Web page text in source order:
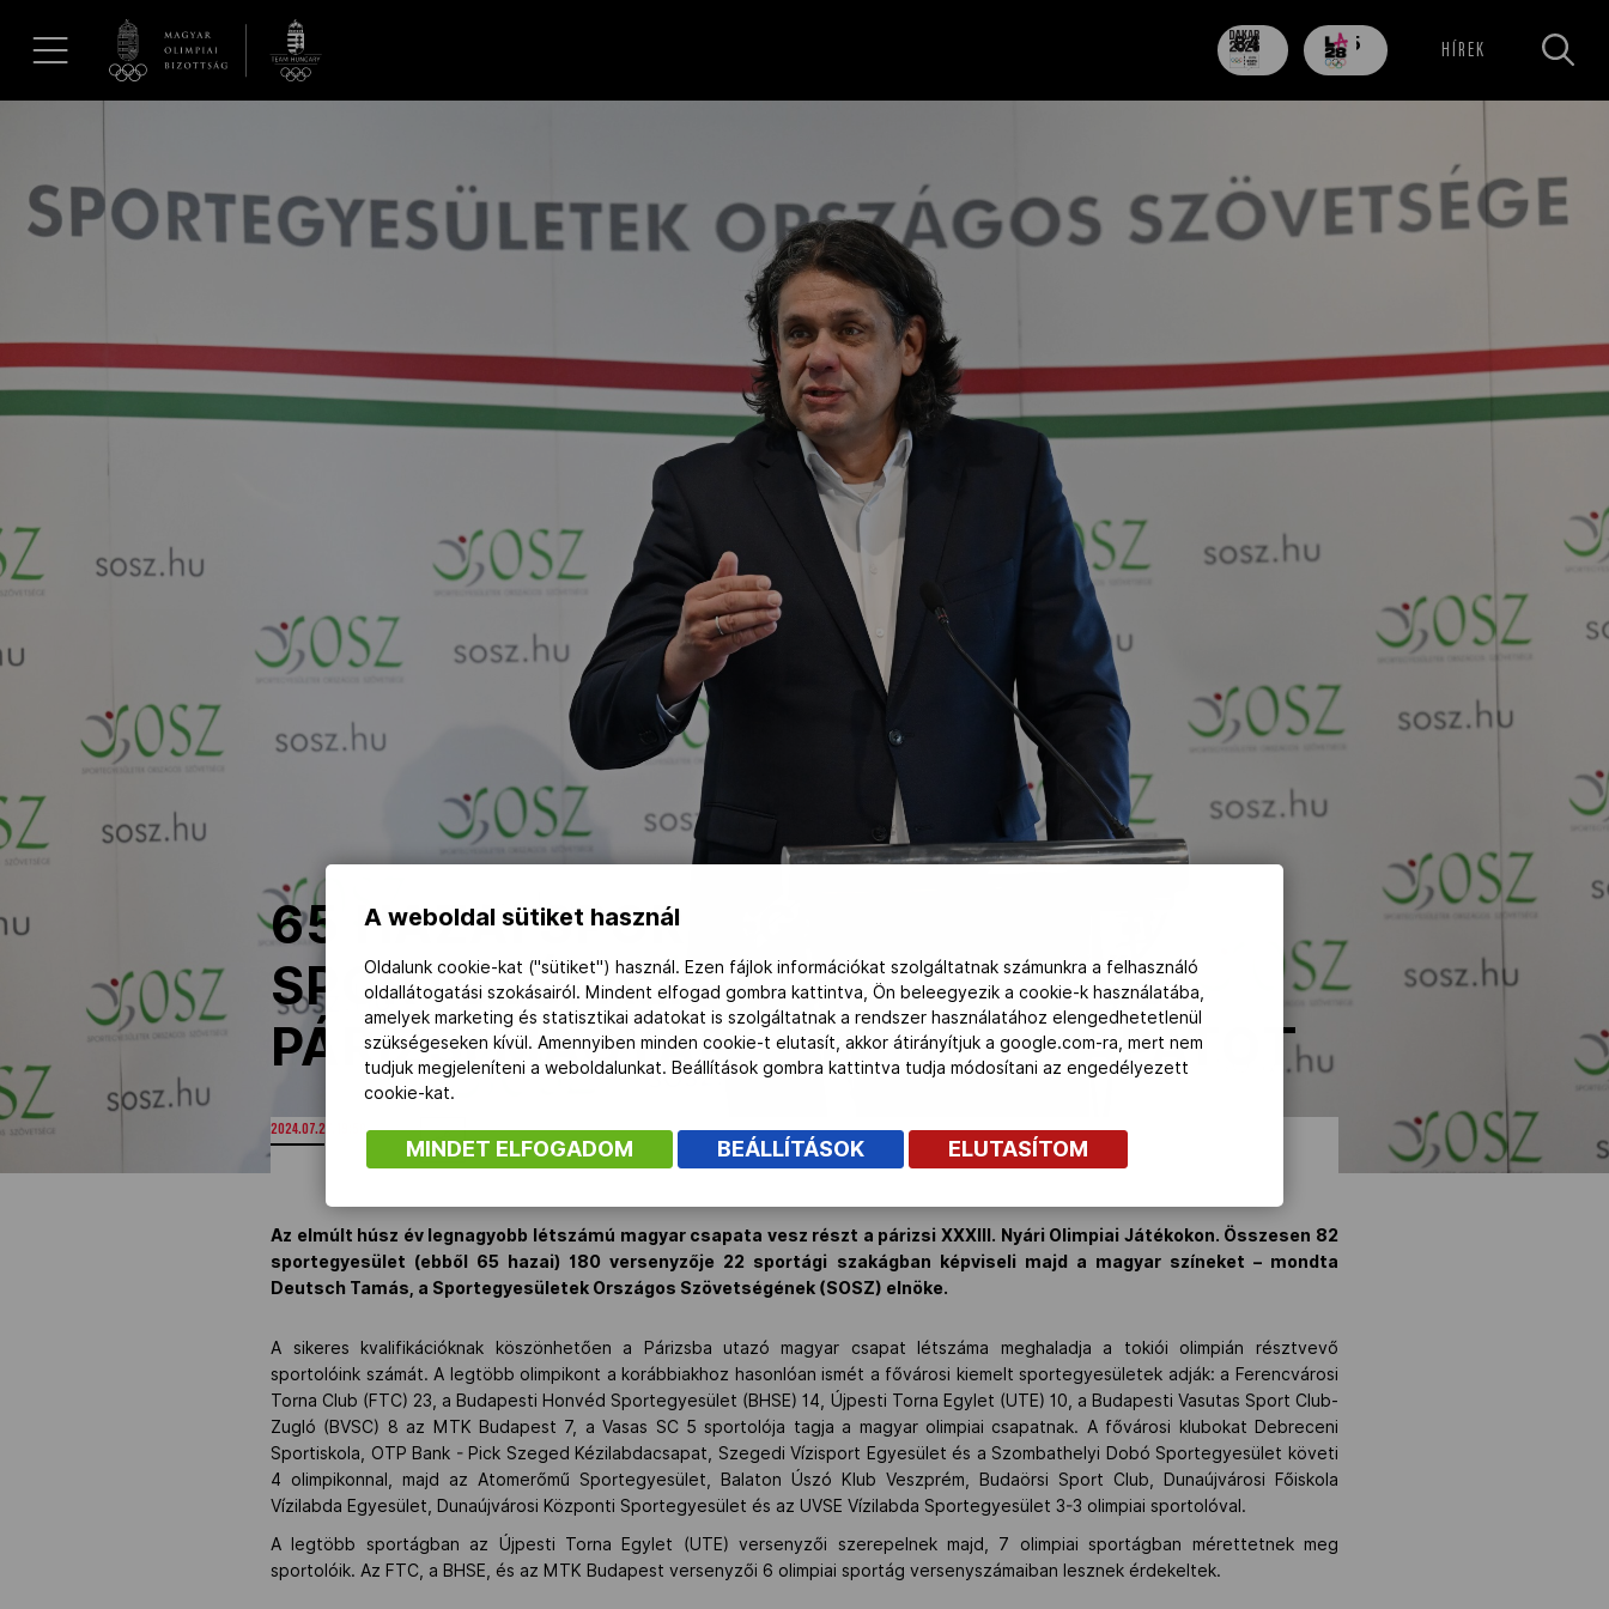
Galéria
Los Angeles 2028
Kettőskarrier-program
Társszervezetek
OVEP
84
nap
705
nap HÍREK
65 HAZAI SPORTEGYESÜLET
SPORTOLÓI ALKOTJÁK A 180 FŐS
PÁRIZSI MAGYAR OLIMPIAI CSAPATOT
2024.07.27. 19:58
Az elmúlt húsz év legnagyobb létszámú magyar csapata vesz részt a párizsi XXXIII. Nyári Olimpiai Játékokon. Összesen 82
sportegyesület (ebből 65 hazai) 180 versenyzője 22 sportági szakágban képviseli majd a magyar színeket – mondta
Deutsch Tamás, a Sportegyesületek Országos Szövetségének (SOSZ) elnöke.
A sikeres kvalifikációknak köszönhetően a Párizsba utazó magyar csapat létszáma meghaladja a tokiói olimpián résztvevő
sportolóink számát. A legtöbb olimpikont a korábbiakhoz hasonlóan ismét a fővárosi kiemelt sportegyesületek adják: a Ferencvárosi
Torna Club (FTC) 23, a Budapesti Honvéd Sportegyesület (BHSE) 14, Újpesti Torna Egylet (UTE) 10, a Budapesti Vasutas Sport Club-
Zugló (BVSC) 8 az MTK Budapest 7, a Vasas SC 5 sportolója tagja a magyar olimpiai csapatnak. A fővárosi klubokat Debreceni
Sportiskola, OTP Bank - Pick Szeged Kézilabdacsapat, Szegedi Vízisport Egyesület és a Szombathelyi Dobó Sportegyesület követi
4 olimpikonnal, majd az Atomerőmű Sportegyesület, Balaton Úszó Klub Veszprém, Budaörsi Sport Club, Dunaújvárosi Főiskola
Vízilabda Egyesület, Dunaújvárosi Központi Sportegyesület és az UVSE Vízilabda Sportegyesület 3-3 olimpiai sportolóval.
A legtöbb sportágban az Újpesti Torna Egylet (UTE) versenyzői szerepelnek majd, 7 olimpiai sportágban mérettetnek meg
sportolóik. Az FTC, a BHSE, és az MTK Budapest versenyzői 6 olimpiai sportág versenyszámaiban lesznek érdekeltek.
A weboldal sütiket használ
Oldalunk cookie-kat ("sütiket") használ. Ezen fájlok információkat szolgáltatnak számunkra a felhasználó
oldallátogatási szokásairól. Mindent elfogad gombra kattintva, Ön beleegyezik a cookie-k használatába,
amelyek marketing és statisztikai adatokat is szolgáltatnak a rendszer használatához elengedhetetlenül
szükségeseken kívül. Amennyiben minden cookie-t elutasít, akkor átirányítjuk a google.com-ra, mert nem
tudjuk megjeleníteni a weboldalunkat. Beállítások gombra kattintva tudja módosítani az engedélyezett
cookie-kat.
MINDET ELFOGADOM BEÁLLÍTÁSOK ELUTASÍTOM